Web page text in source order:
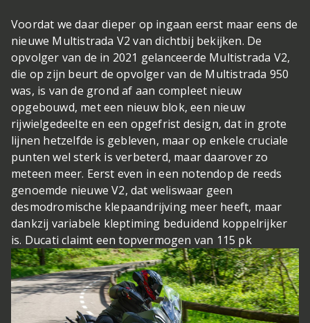
Voordat we daar dieper op ingaan eerst maar eens de
nieuwe Multistrada V2 van dichtbij bekijken. De
opvolger van de in 2021 gelanceerde Multistrada V2,
die op zijn beurt de opvolger van de Multistrada 950
was, is van de grond af aan compleet nieuw
opgebouwd, met een nieuw blok, een nieuw
rijwielgedeelte en een opgefrist design, dat in grote
lijnen hetzelfde is gebleven, maar op enkele cruciale
punten wel sterk is verbeterd, maar daarover zo
meteen meer. Eerst even in een notendop de reeds
genoemde nieuwe V2, dat weliswaar geen
desmodromische klepaandrijving meer heeft, maar
dankzij variabele kleptiming beduidend koppelrijker
is. Ducati claimt een topvermogen van 115 pk